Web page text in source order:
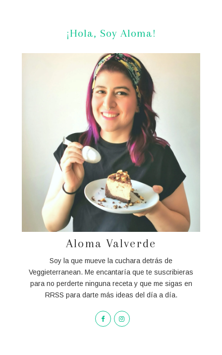
¡Hola, Soy Aloma!
Aloma Valverde
Soy la que mueve la cuchara detrás de
Veggieterranean. Me encantaría que te suscribieras
para no perderte ninguna receta y que me sigas en
RRSS para darte más ideas del día a día.